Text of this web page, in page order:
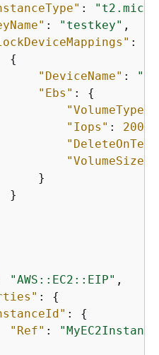
:
: "testkey" ,
: [
{
"DeviceName" :
"/
"Ebs" : {
"VolumeType"
"Iops" : 200
"VolumeSize"
}
}
"AWS::EC2::EIP" ,
: {
: {
"Ref" :